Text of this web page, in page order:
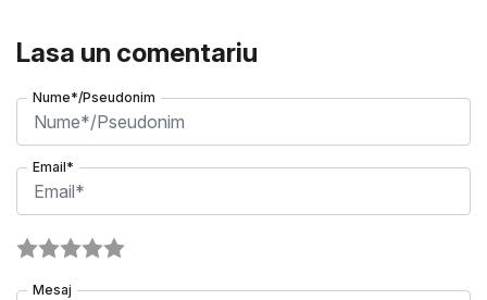
Lasa un comentariu
Nume*/Pseudonim
Email*
Mesaj